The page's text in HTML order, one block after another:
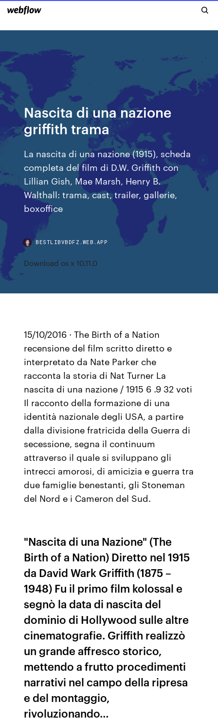
Nascita di una nazione
griffith trama
La nascita di una nazione (1915), scheda
completa del film di D.W. Griffith con
Lillian Gish, Mae Marsh, Henry B.
Walthall: trama, cast, trailer, gallerie,
boxoffice
BESTLIBVBDFZ.WEB.APP
Download os x 10.11.0
15/10/2016 · The Birth of a Nation
recensione del film scritto diretto e
interpretato da Nate Parker che
racconta la storia di Nat Turner La
nascita di una nazione / 1915 6 .9 32 voti
Il racconto della formazione di una
identità nazionale degli USA, a partire
dalla divisione fratricida della Guerra di
secessione, segna il continuum
attraverso il quale si sviluppano gli
intrecci amorosi, di amicizia e guerra tra
due famiglie benestanti, gli Stoneman
del Nord e i Cameron del Sud.
"Nascita di una Nazione" (The
Birth of a Nation) Diretto nel 1915
da David Wark Griffith (1875 –
1948) Fu il primo film kolossal e
segnò la data di nascita del
dominio di Hollywood sulle altre
cinematografie. Griffith realizzò
un grande affresco storico,
mettendo a frutto procedimenti
narrativi nel campo della ripresa
e del montaggio,
rivoluzionando…